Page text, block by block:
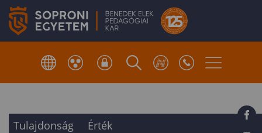
Tulajdonság
Érték